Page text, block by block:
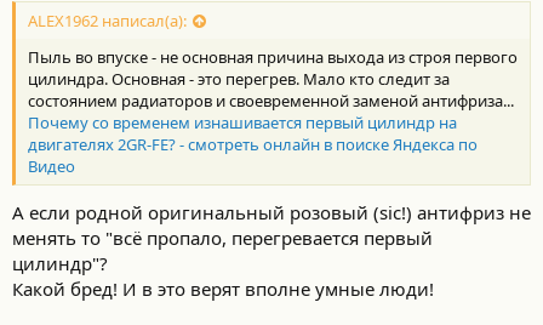
ALEX1962 написал(а):
Пыль во впуске - не основная причина выхода из строя первого
цилиндра. Основная - это перегрев. Мало кто следит за
состоянием радиаторов и своевременной заменой антифриза...
Почему со временем изнашивается первый цилиндр на
двигателях 2GR-FE? - смотреть онлайн в поиске Яндекса по
Видео
А если родной оригинальный розовый (sic!) антифриз не
менять то "всё пропало, перегревается первый
цилиндр"?
Какой бред! И в это верят вполне умные люди!